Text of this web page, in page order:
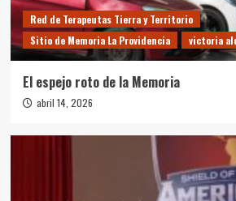
Red de Terapeutas Tierra y Territorio
Sitio de Memoria La Providencia
victoria
El espejo roto de la Memoria
abril 14, 2026